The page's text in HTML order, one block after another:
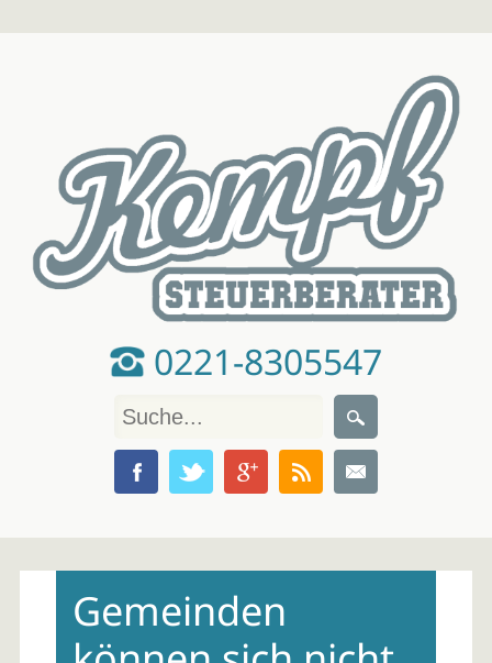
0221-8305547
contentGemeinden